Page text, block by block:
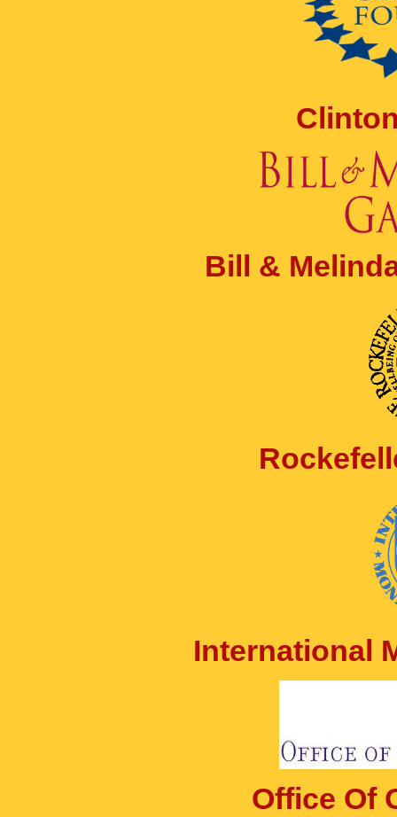
Bill &
International
Office Of